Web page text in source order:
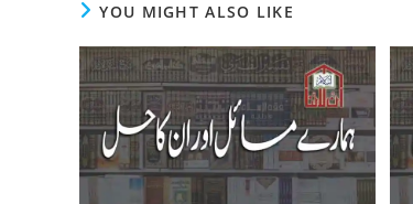
YOU MIGHT ALSO LIKE